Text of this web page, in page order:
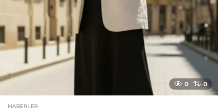
0 0
HABERLER